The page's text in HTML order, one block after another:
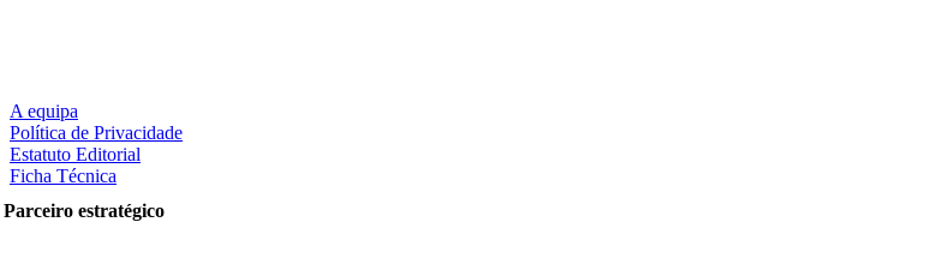
A equipa
Política de Privacidade
Estatuto Editorial
Ficha Técnica
Parceiro estratégico